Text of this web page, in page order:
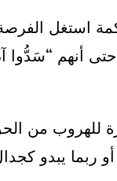
استغل
“سَدُّوا
من
ربما يبدو